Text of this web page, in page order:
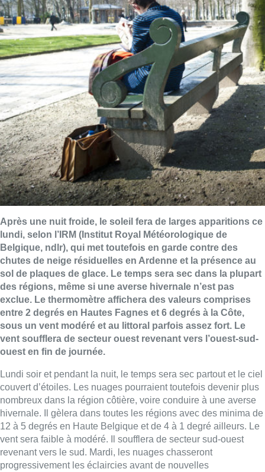
Après une nuit froide, le soleil fera de larges apparitions ce
lundi, selon l’IRM (Institut Royal Météorologique de
Belgique, ndlr), qui met toutefois en garde contre des
chutes de neige résiduelles en Ardenne et la présence au
sol de plaques de glace. Le temps sera sec dans la plupart
des régions, même si une averse hivernale n’est pas
exclue. Le thermomètre affichera des valeurs comprises
entre 2 degrés en Hautes Fagnes et 6 degrés à la Côte,
sous un vent modéré et au littoral parfois assez fort. Le
vent soufflera de secteur ouest revenant vers l’ouest­-sud­-
ouest en fin de journée.
Lundi soir et pendant la nuit, le temps sera sec partout et le ciel
couvert d’étoiles. Les nuages pourraient toutefois devenir plus
nombreux dans la région côtière, voire conduire à une averse
hivernale. Il gèlera dans toutes les régions avec des minima de
­12 à ­5 degrés en Haute Belgique et de ­4 à ­1 degré ailleurs. Le
vent sera faible à modéré. Il soufflera de secteur sud­-ouest
revenant vers le sud. Mardi, les nuages chasseront
progressivement les éclaircies avant de nouvelles